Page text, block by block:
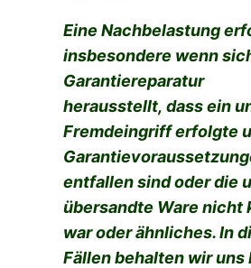
Eine Nachbelastung
insbesondere wenn
Garantiereparatur
herausstellt,dass ein
Fremdeingriff erfolgte
entfallen sind oder die
übersandte Ware nicht
war oder ähnliches. In
Fällen behalten wir uns